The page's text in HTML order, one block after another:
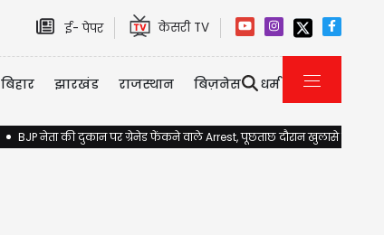
ई- पेपर केसरी TV
बिहार झारखंड राजस्थान बिज़नेस धर्म
BJP नेता की दुकान पर ग्रेनेड फेंकने वाले Arrest, पूछताछ दौरान खुलासे होने की